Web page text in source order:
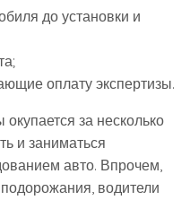
до установки и
оплату экспертизы.
за несколько
и заниматься
авто. Впрочем,
водители